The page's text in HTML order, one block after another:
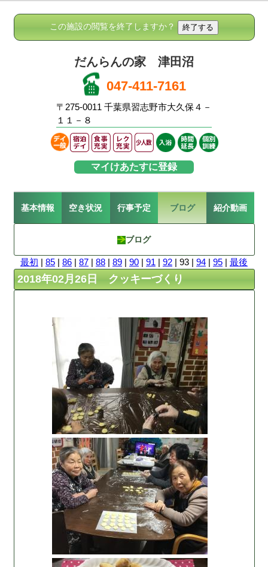
この施設の閲覧を終了しますか？
だんらんの家 津田沼
047-411-7161
〒275-0011 千葉県習志野市大久保４－
１１－８
マイけあたすに登録
基本情報 空き状況 行事予定 ブログ 紹介動画
ブログ
最初 | 85 | 86 | 87 | 88 | 89 | 90 | 91 | 92 | 93 | 94 | 95 | 最後
2018年02月26日 クッキーづくり